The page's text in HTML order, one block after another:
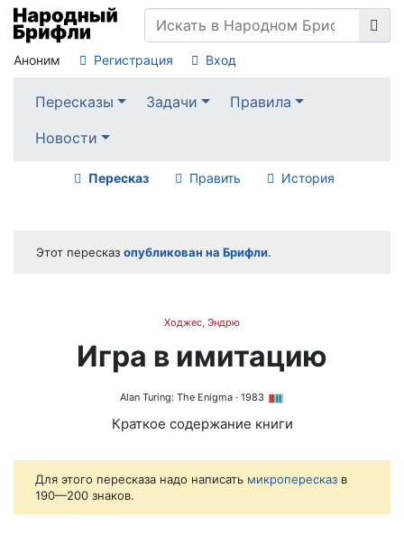
Аноним Регистрация Вход
Пересказы Задачи
Правила
Новости
Пересказ Править История
Этот пересказ опубликован на Брифли.
Ходжес, Эндрю
Игра в имитацию
Alan Turing: The Enigma· 1983
Краткое содержание книги
Для этого пересказа надо написать микропересказ в
190—200 знаков.